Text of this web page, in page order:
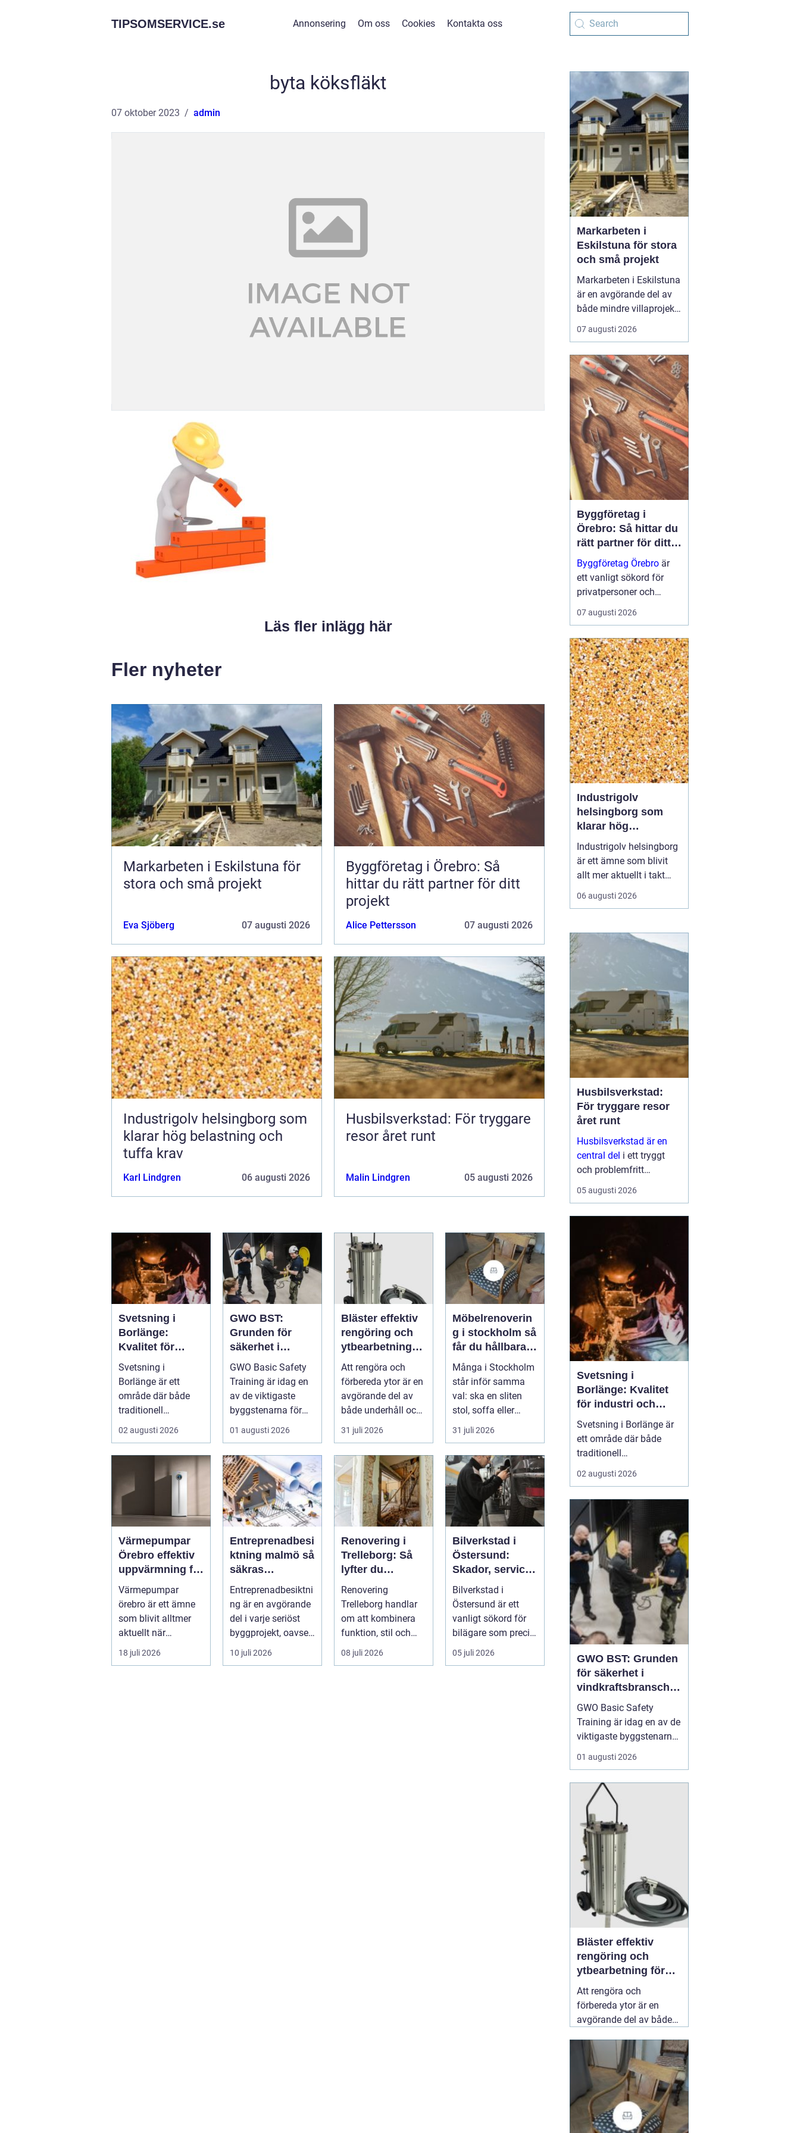
TIPSOMSERVICE.se Annonsering Om oss Cookies Kontakta oss
byta köksfläkt
07 oktober 2023 admin
Läs fler inlägg här
Fler nyheter
Markarbeten i Eskilstuna för
stora och små projekt
Eva Sjöberg 07 augusti 2026
Byggföretag i Örebro: Så
hittar du rätt partner för ditt
projekt
Alice Pettersson 07 augusti 2026
Industrigolv helsingborg som
klarar hög belastning och
tuffa krav
Karl Lindgren 06 augusti 2026
Husbilsverkstad: För tryggare
resor året runt
Malin Lindgren 05 augusti 2026
Svetsning i
Borlänge:
Kvalitet för
industri och
konstruktion
Svetsning i
Borlänge är ett
område där både
traditionell
verkstadsindustr...
02 augusti 2026
GWO BST:
Grunden för
säkerhet i
vindkraftsbrans
chen
GWO Basic Safety
Training är idag en
av de viktigaste
byggstenarna för
alla som vill arbet...
01 augusti 2026
Bläster effektiv
rengöring och
ytbearbetning
för proffs och
hantverkare
Att rengöra och
förbereda ytor är en
avgörande del av
både underhåll och
renovering. Färg,
rost, smu...
31 juli 2026
Möbelrenoverin
g i stockholm så
får du hållbara
och vackra
möbler
Många i Stockholm
står inför samma
val: ska en sliten
stol, soffa eller
fåtölj slängas,
säljas billi...
31 juli 2026
Värmepumpar
Örebro effektiv
uppvärmning för
hus och
fastigheter
Värmepumpar
örebro är ett ämne
som blivit alltmer
aktuellt när
energipriser stiger
och fler vill sän...
18 juli 2026
Entreprenadbesi
ktning malmö så
säkras
kvaliteten i
byggprojekt
Entreprenadbesiktni
ng är en avgörande
del i varje seriöst
byggprojekt, oavsett
om det handlar om
en ...
10 juli 2026
Renovering i
Trelleborg: Så
lyfter du
hemmet på ett
smart sätt
Renovering
Trelleborg handlar
om att kombinera
funktion, stil och
långsiktig ekonomi i
samma p...
08 juli 2026
Bilverkstad i
Östersund:
Skador, service
och smarta val
för din bil
Bilverkstad i
Östersund är ett
vanligt sökord för
bilägare som precis
f&ari...
05 juli 2026
Markarbeten i
Eskilstuna för stora
och små projekt
Markarbeten i Eskilstuna
är en avgörande del av
både mindre villaprojekt
och större
byggsatsningar, och rätt
en stabil grund för allt
som ska byggas
ovanpå. När marken
förbere...
07 augusti 2026
Byggföretag i
Örebro: Så hittar du
rätt partner för ditt
projekt
Byggföretag Örebro är
ett vanligt sökord för
privatpersoner och
företag som planerar att
bygga nytt, renovera eller
huset. Många vill ha en
trygg by...
07 augusti 2026
Industrigolv
helsingborg som
klarar hög
belastning och tuffa
krav
Industrigolv helsingborg
är ett ämne som blivit
allt mer aktuellt i takt
med att fler
verksamheter söker
lättskötta golvlösningar.
I moderna
produktionsmiljöer
behöver golvet vara mer
än bara en slityta. Golvet
ska tåla tung trafi...
06 augusti 2026
Husbilsverkstad:
För tryggare resor
året runt
Husbilsverkstad är en
central del i ett tryggt
och problemfritt
husbilsliv. När en husbil
används som både
05 augusti 2026
Svetsning i
Borlänge: Kvalitet
för industri och
konstruktion
Svetsning i Borlänge är
ett område där både
traditionell
verkstadsindustri och
moderna
möts. I takt med att
kraven på hållbara
lösningar och hög
produktionssäkerhet ö...
02 augusti 2026
GWO BST: Grunden
för säkerhet i
vindkraftsbransche
n
GWO Basic Safety
Training är idag en av de
viktigaste byggstenarna
för alla som vill arbeta
professionellt inom
skapar en gemensam
säkerhetsnivå i en
bransch där jobbet ofta
sker långt frå...
01 augusti 2026
Bläster effektiv
rengöring och
ytbearbetning för
proffs och
hantverkare
Att rengöra och
förbereda ytor är en
avgörande del av både
renovering. Färg, rost,
smuts och gamla
beläggningar gör att
material åldras snabbare
och försämrar
slutresultatet vid